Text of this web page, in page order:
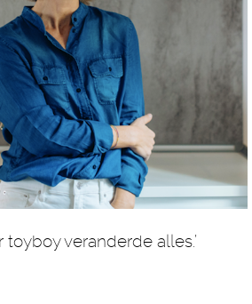
toyboy veranderde alles.’